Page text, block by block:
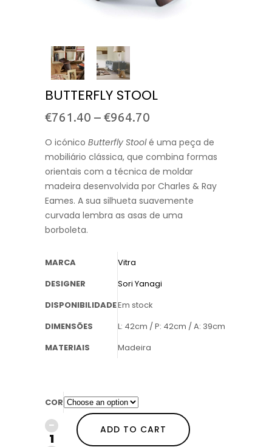
BUTTERFLY STOOL
€761.40 – €964.70
O icónico Butterfly Stoolé uma peça de
mobiliário clássica, que combina formas
orientais com a técnica de moldar
madeira desenvolvida por Charles & Ray
Eames. A sua silhueta suavemente
curvada lembra as asas de uma
borboleta.
MARCA
Vitra
DESIGNER
Sori Yanagi
DISPONIBILIDADEEm stock
DIMENSÕES
L: 42cm / P: 42cm / A: 39cm
MATERIAIS
Madeira
COR
ADD TO CART